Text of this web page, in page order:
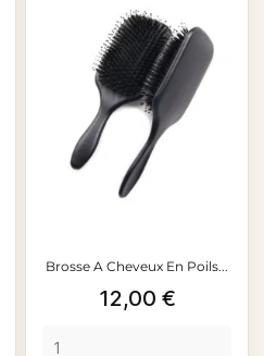
Brosse A Cheveux En Poils...
Prix
12,00 €